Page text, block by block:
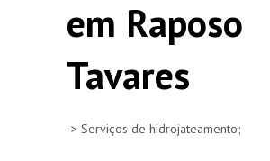
em Raposo
Tavares
-> Serviços de hidrojateamento;